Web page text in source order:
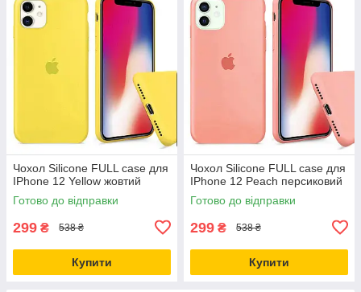
Чохол Silicone FULL case для
IPhone 12 Yellow жовтий
Готово до відправки
299 ₴ 538 ₴
Купити
Чохол Silicone FULL case для
IPhone 12 Peach персиковий
Готово до відправки
299 ₴ 538 ₴
Купити